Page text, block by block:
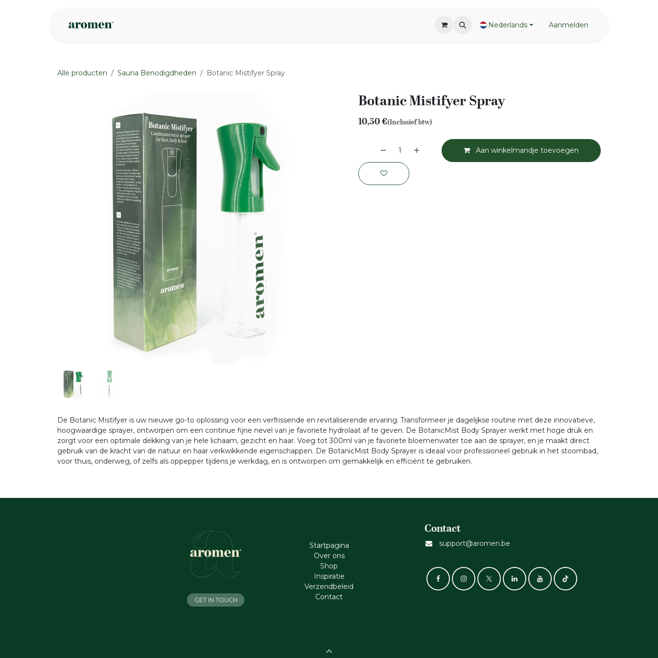
Nederlands Aanmelden
Alle producten Sauna Benodigdheden Botanic Mistifyer Spray
Botanic Mistifyer Spray
10,50€(Inclusief btw)
Aan winkelmandje toevoegen
De Botanic Mistifyer is uw nieuwe go-to oplossing voor een verfrissende en revitaliserende ervaring. Transformeer je dagelijkse routine met deze innovatieve,
hoogwaardige sprayer, ontworpen om een continue fijne nevel van je favoriete hydrolaat af te geven. De BotanicMist Body Sprayer werkt met hoge druk en
zorgt voor een optimale dekking van je hele lichaam, gezicht en haar. Voeg tot 300ml van je favoriete bloemenwater toe aan de sprayer, en je maakt direct
gebruik van de kracht van de natuur en haar verkwikkende eigenschappen. De BotanicMist Body Sprayer is ideaal voor professioneel gebruik in het stoombad,
voor thuis, onderweg, of zelfs als oppepper tijdens je werkdag, en is ontworpen om gemakkelijk en efficiënt te gebruiken.
Startpagina
Ove​r​ ons
Shop
Inspiratie
Verzendbeleid
Cont​act
Contact
support@aromen.be
GET IN TOUCH